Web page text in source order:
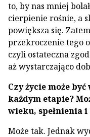
to, by nas mniej
cierpienie rośnie, a
powiększa się.
przekroczenie tego
czyli ostateczna
aż wystarczająco
Czy życie może
każdym etapie?
wieku, spełnienia
Może tak. Jednak